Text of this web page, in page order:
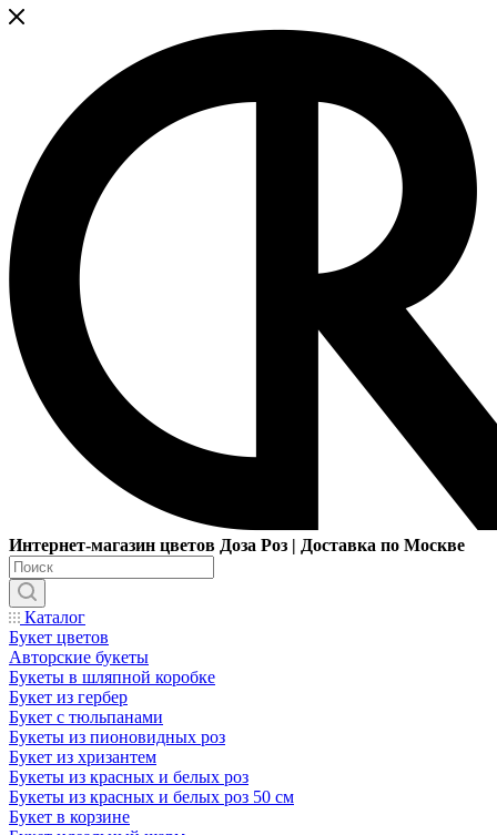
Интернет-магазин цветов Доза Роз | Доставка по Москве
Каталог
Букет цветов
Авторские букеты
Букеты в шляпной коробке
Букет из гербер
Букет с тюльпанами
Букеты из пионовидных роз
Букет из хризантем
Букеты из красных и белых роз
Букеты из красных и белых роз 50 см
Букет в корзине